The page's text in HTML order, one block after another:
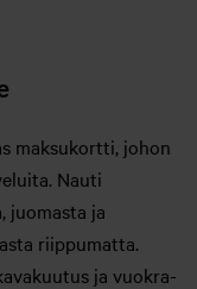
maksukortti, johon
Nauti
juomasta ja
riippumatta.
ja vuokra-